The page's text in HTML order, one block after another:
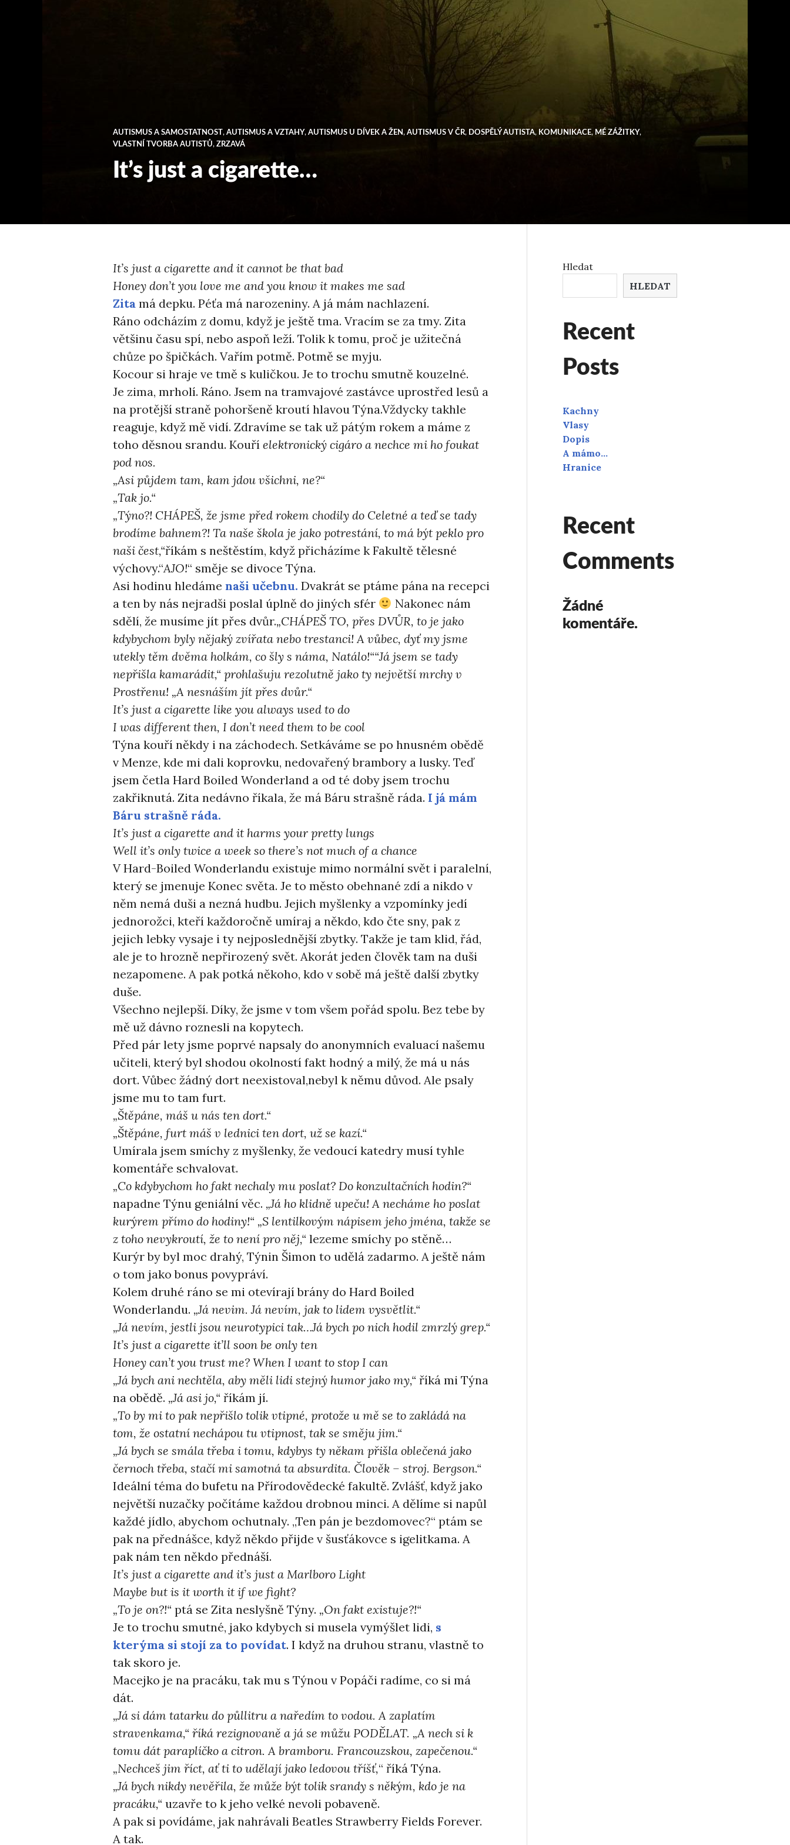
AUTISMUS A SAMOSTATNOST, AUTISMUS A VZTAHY, AUTISMUS U DÍVEK A ŽEN, AUTISMUS V ČR, DOSPĚLÝ AUTISTA, KOMUNIKACE, MÉ ZÁŽITKY,
VLASTNÍ TVORBA AUTISTŮ, ZRZAVÁ
It’s just a cigarette…
It’s just a cigarette and it cannot be that bad
Honey don’t you love me and you know it makes me sad
Zita má depku. Péťa má narozeniny. A já mám nachlazení.
Ráno odcházím z domu, když je ještě tma. Vracím se za tmy. Zita
většinu času spí, nebo aspoň leží. Tolik k tomu, proč je užitečná
chůze po špičkách. Vařím potmě. Potmě se myju.
Kocour si hraje ve tmě s kuličkou. Je to trochu smutně kouzelné.
Je zima, mrholí. Ráno. Jsem na tramvajové zastávce uprostřed lesů a
na protější straně pohoršeně kroutí hlavou Týna.Vždycky takhle
reaguje, když mě vidí. Zdravíme se tak už pátým rokem a máme z
toho děsnou srandu. Kouří elektronický cigáro a nechce mi ho foukat
pod nos.
„Asi půjdem tam, kam jdou všichni, ne?“
„Tak jo.“
„Týno?! CHÁPEŠ, že jsme před rokem chodily do Celetné a teď se tady
brodíme bahnem?! Ta naše škola je jako potrestání, to má být peklo pro
naši čest,“říkám s neštěstím, když přicházíme k Fakultě tělesné
výchovy.“AJO!“ směje se divoce Týna.
Asi hodinu hledáme naši učebnu. Dvakrát se ptáme pána na recepci
a ten by nás nejradši poslal úplně do jiných sfér
Nakonec nám
sdělí, že musíme jít přes dvůr.„CHÁPEŠ TO, přes DVŮR, to je jako
kdybychom byly nějaký zvířata nebo trestanci! A vůbec, dyť my jsme
utekly těm dvěma holkám, co šly s náma, Natálo!““Já jsem se tady
nepřišla kamarádit,“ prohlašuju rezolutně jako ty největší mrchy v
Prostřenu! „A nesnáším jít přes dvůr.“
It’s just a cigarette like you always used to do
I was different then, I don’t need them to be cool
Týna kouří někdy i na záchodech. Setkáváme se po hnusném obědě
v Menze, kde mi dali koprovku, nedovařený brambory a lusky. Teď
jsem četla Hard Boiled Wonderland a od té doby jsem trochu
zakřiknutá. Zita nedávno říkala, že má Báru strašně ráda. I já mám
Báru strašně ráda.
It’s just a cigarette and it harms your pretty lungs
Well it’s only twice a week so there’s not much of a chance
V Hard-Boiled Wonderlandu existuje mimo normální svět i paralelní,
který se jmenuje Konec světa. Je to město obehnané zdí a nikdo v
něm nemá duši a nezná hudbu. Jejich myšlenky a vzpomínky jedí
jednorožci, kteří každoročně umíraj a někdo, kdo čte sny, pak z
jejich lebky vysaje i ty nejposlednější zbytky. Takže je tam klid, řád,
ale je to hrozně nepřirozený svět. Akorát jeden člověk tam na duši
nezapomene. A pak potká někoho, kdo v sobě má ještě další zbytky
duše.
Všechno nejlepší. Díky, že jsme v tom všem pořád spolu. Bez tebe by
mě už dávno roznesli na kopytech.
Před pár lety jsme poprvé napsaly do anonymních evaluací našemu
učiteli, který byl shodou okolností fakt hodný a milý, že má u nás
dort. Vůbec žádný dort neexistoval,nebyl k němu důvod. Ale psaly
jsme mu to tam furt.
„Štěpáne, máš u nás ten dort.“
„Štěpáne, furt máš v lednici ten dort, už se kazí.“
Umírala jsem smíchy z myšlenky, že vedoucí katedry musí tyhle
komentáře schvalovat.
„Co kdybychom ho fakt nechaly mu poslat? Do konzultačních hodin?“
napadne Týnu geniální věc. „Já ho klidně upeču! A necháme ho poslat
kurýrem přímo do hodiny!“ „S lentilkovým nápisem jeho jména, takže se
z toho nevykroutí, že to není pro něj,“ lezeme smíchy po stěně…
Kurýr by byl moc drahý, Týnin Šimon to udělá zadarmo. A ještě nám
o tom jako bonus povypráví.
Kolem druhé ráno se mi otevírají brány do Hard Boiled
Wonderlandu. „Já nevim. Já nevím, jak to lidem vysvětlit.“
„Já nevím, jestli jsou neurotypici tak…Já bych po nich hodil zmrzlý grep.“
It’s just a cigarette it’ll soon be only ten
Honey can’t you trust me? When I want to stop I can
„Já bych ani nechtěla, aby měli lidi stejný humor jako my,“ říká mi Týna
na obědě. „Já asi jo,“ říkám jí.
„To by mi to pak nepřišlo tolik vtipné, protože u mě se to zakládá na
tom, že ostatní nechápou tu vtipnost, tak se směju jim.“
„Já bych se smála třeba i tomu, kdybys ty někam přišla oblečená jako
černoch třeba, stačí mi samotná ta absurdita. Člověk – stroj. Bergson.“
Ideální téma do bufetu na Přírodovědecké fakultě. Zvlášť, když jako
největší nuzačky počítáme každou drobnou minci. A dělíme si napůl
každé jídlo, abychom ochutnaly. „Ten pán je bezdomovec?“ ptám se
pak na přednášce, když někdo přijde v šusťákovce s igelitkama. A
pak nám ten někdo přednáší.
It’s just a cigarette and it’s just a Marlboro Light
Maybe but is it worth it if we fight?
„To je on?!“ ptá se Zita neslyšně Týny. „On fakt existuje?!“
Je to trochu smutné, jako kdybych si musela vymýšlet lidi, s
kterýma si stojí za to povídat. I když na druhou stranu, vlastně to
tak skoro je.
Macejko je na pracáku, tak mu s Týnou v Popáči radíme, co si má
dát.
„Já si dám tatarku do půllitru a naředím to vodou. A zaplatím
stravenkama,“ říká rezignovaně a já se můžu PODĚLAT. „A nech si k
tomu dát paraplíčko a citron. A bramboru. Francouzskou, zapečenou.“
„Nechceš jim říct, ať ti to udělají jako ledovou tříšť,“ říká Týna.
„Já bych nikdy nevěřila, že může být tolik srandy s někým, kdo je na
pracáku,“ uzavře to k jeho velké nevoli pobaveně.
A pak si povídáme, jak nahrávali Beatles Strawberry Fields Forever.
A tak.
Hledat
HLEDAT
Recent
Posts
Kachny
Vlasy
Dopis
A mámo…
Hranice
Recent
Comments
Žádné
komentáře.